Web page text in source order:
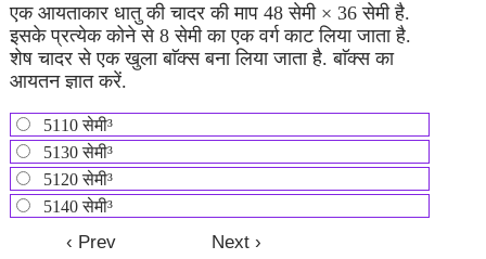
एक आयताकार धातु की चादर की माप 48 सेमी × 36 सेमी है.
इसके प्रत्येक कोने से 8 सेमी का एक वर्ग काट लिया जाता है.
शेष चादर से एक खुला बाॅक्स बना लिया जाता है. बाॅक्स का
आयतन ज्ञात करें.
5110 सेमी³
5130 सेमी³
5120 सेमी³
5140 सेमी³